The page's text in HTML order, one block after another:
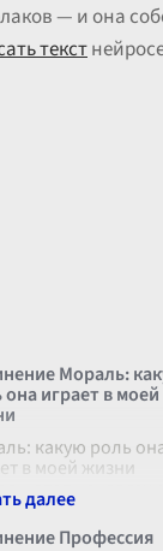
— и она
текст
Мораль:
она играет в моей
какую роль
в моей жизни
этот
и
Профессия